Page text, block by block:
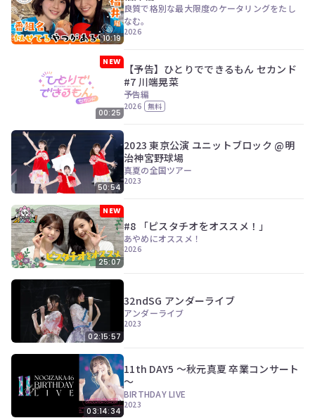
10:19
良質で格別な最大限度のケータリングをたし
なむ。
2026
NEW
00:25
【予告】ひとりでできるもん セカンド
#7 川端晃菜
予告編
2026 無料
50:54
2023 東京公演 ユニットブロック @明
治神宮野球場
真夏の全国ツアー
2023
NEW
25:07
#8 「ピスタチオをオススメ！」
あやめにオススメ！
2026
02:15:57
32ndSG アンダーライブ
アンダーライブ
2023
03:14:34
11th DAY5 ～秋元真夏 卒業コンサート
～
BIRTHDAY LIVE
2023